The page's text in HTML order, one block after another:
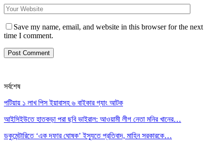
Save my name, email, and website in this browser for the next
time I comment.
সর্বশেষ
পটিয়ায় ১ লাখ পিস ইয়াবাসহ ৬ বাইকার গ্যাং আটক
আইসিইউতে হাতকড়া পরা ছবি ভাইরাল: আওয়ামী লীগ নেতা মনির খানের…
ডকুমেন্টারিতে ‘এক দফার ঘোষক’ ইস্যুতে প্রতিবাদ, মাহিন সরকারকে…